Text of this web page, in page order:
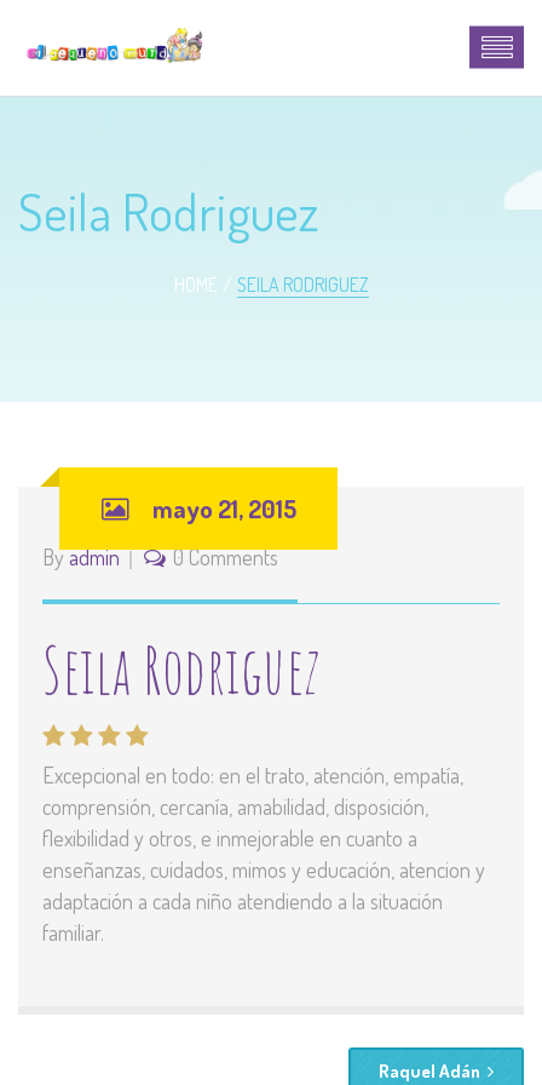
Seila Rodriguez
HOME SEILA RODRIGUEZ
mayo 21, 2015
Byadmin 0 Comments
Seila Rodriguez
Excepcional en todo: en el trato, atención, empatía,
comprensión, cercanía, amabilidad, disposición,
flexibilidad y otros, e inmejorable en cuanto a
enseñanzas, cuidados, mimos y educación, atencion y
adaptación a cada niño atendiendo a la situación
familiar.
Raquel Adán